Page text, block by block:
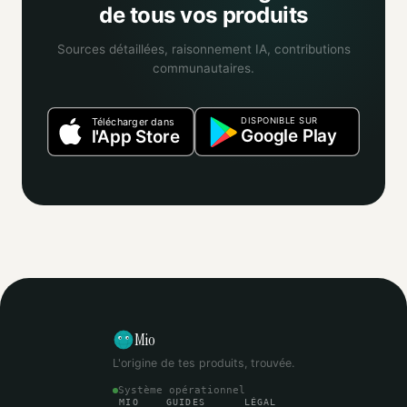
de tous vos produits
Sources détaillées, raisonnement IA, contributions
communautaires.
Télécharger dans
l'App Store
DISPONIBLE SUR
Google Play
Mio
L'origine de tes produits, trouvée.
Système opérationnel
MIO GUIDES LÉGAL